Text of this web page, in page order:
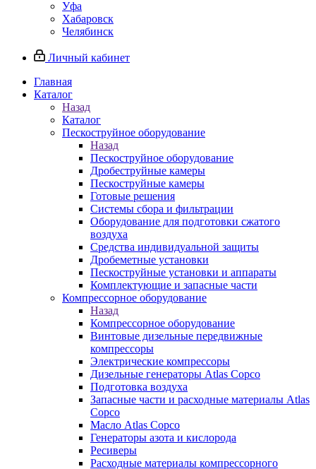
Уфа
Хабаровск
Челябинск
Личный кабинет
Главная
Каталог
Назад
Каталог
Пескоструйное оборудование
Назад
Пескоструйное оборудование
Дробеструйные камеры
Пескоструйные камеры
Готовые решения
Системы сбора и фильтрации
Оборудование для подготовки сжатого
воздуха
Средства индивидуальной защиты
Дробеметные установки
Пескоструйные установки и аппараты
Комплектующие и запасные части
Компрессорное оборудование
Назад
Компрессорное оборудование
Винтовые дизельные передвижные
компрессоры
Электрические компрессоры
Дизельные генераторы Atlas Copco
Подготовка воздуха
Запасные части и расходные материалы Atlas
Copco
Масло Atlas Copco
Генераторы азота и кислорода
Ресиверы
Расходные материалы компрессорного